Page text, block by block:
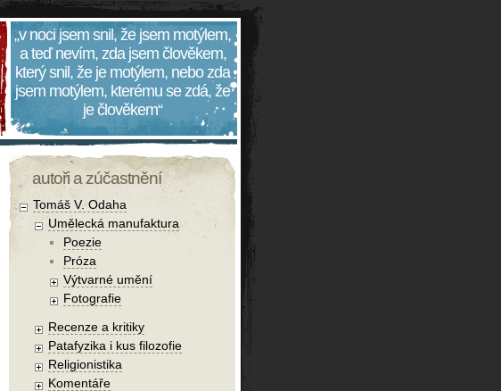
„v noci jsem snil, že jsem motýlem,
a teď nevím, zda jsem člověkem,
který snil, že je motýlem, nebo zda
jsem motýlem, kterému se zdá, že
je člověkem“
autoři a zúčastnění
Tomáš V. Odaha
Umělecká manufaktura
Poezie
Próza
Výtvarné umění
Fotografie
Recenze a kritiky
Patafyzika i kus filozofie
Religionistika
Komentáře